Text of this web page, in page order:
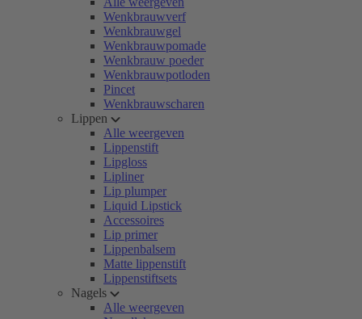
Wenkbrauwverf
Wenkbrauwgel
Wenkbrauwpomade
Wenkbrauw poeder
Wenkbrauwpotloden
Pincet
Wenkbrauwscharen
Lippen
Alle weergeven
Lippenstift
Lipgloss
Lipliner
Lip plumper
Liquid Lipstick
Accessoires
Lip primer
Lippenbalsem
Matte lippenstift
Lippenstiftsets
Nagels
Alle weergeven